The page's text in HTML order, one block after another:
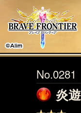
No.0281
炎